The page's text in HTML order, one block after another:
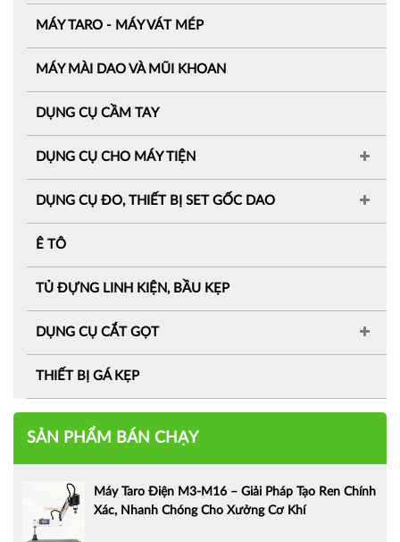
MÁY TARO - MÁY VÁT MÉP
MÁY MÀI DAO VÀ MŨI KHOAN
DỤNG CỤ CẦM TAY
DỤNG CỤ CHO MÁY TIỆN
DỤNG CỤ ĐO, THIẾT BỊ SET GỐC DAO
Ê TÔ
TỦ ĐỰNG LINH KIỆN, BẦU KẸP
DỤNG CỤ CẮT GỌT
THIẾT BỊ GÁ KẸP
SẢN PHẨM BÁN CHẠY
Máy Taro Điện M3-M16 – Giải Pháp Tạo Ren Chính
Xác, Nhanh Chóng Cho Xưởng Cơ Khí